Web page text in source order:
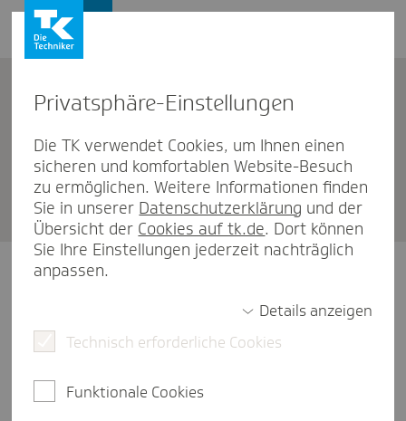
Ihr Kontakt zur Tech­niker als
Firmen­kunde
Firmenkunden
Telefonische Beratung
Privat­sphäre-Einstel­lungen
Die TK verwendet Cookies, um Ihnen einen
sicheren und komfortablen Website-Besuch
zu ermöglichen. Weitere Informationen finden
Sie in unserer Datenschutzerklärung und der
Übersicht der Cookies auf tk.de. Dort können
Sie Ihre Einstellungen jederzeit nachträglich
anpassen.
Details anzeigen
Technisch erforderliche Cookies
Funktionale Cookies